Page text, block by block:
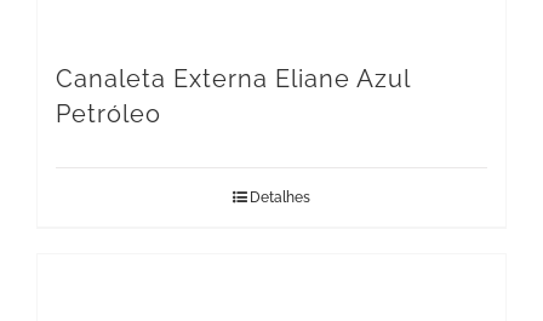
Canaleta Externa Eliane Azul
Petróleo
Detalhes